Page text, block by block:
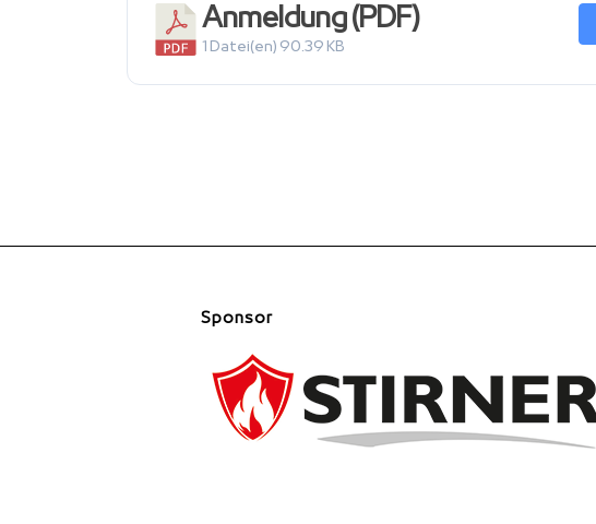
Anmeldung (PDF)
1 Datei(en) 90.39 KB
Sponsor